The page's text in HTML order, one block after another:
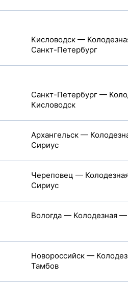
Кисловодск —
Санкт-Петербург
Санкт-Петербург —
Кисловодск
Архангельск —
Сириус
Череповец —
Сириус
Вологда — Колодезная
Новороссийск —
Тамбов